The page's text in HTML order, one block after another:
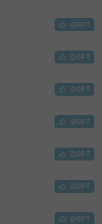
김GPT
김GPT
김GPT
김GPT
김GPT
김GPT
김GPT